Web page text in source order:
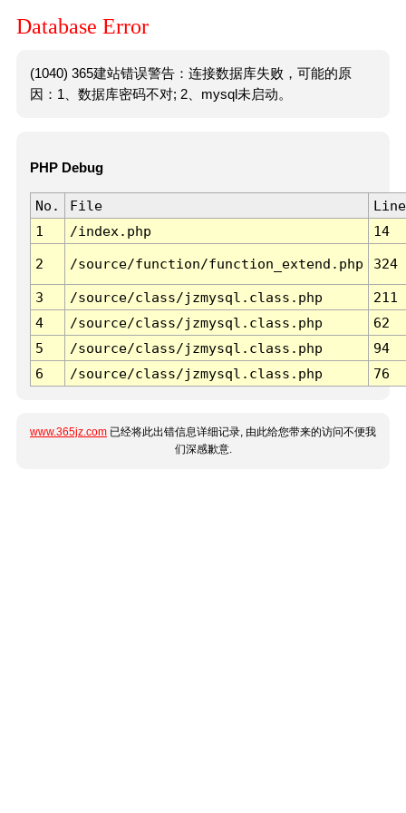
Database Error
(1040) 365建站错误警告：连接数据库失败，可能的原
因：1、数据库密码不对; 2、mysql未启动。
PHP Debug
No. File
Line
1
/index.php 14
2 /source/function/function_extend.php 324
3 /source/class/jzmysql.class.php
211
4
/source/class/jzmysql.class.php
62
5
/source/class/jzmysql.class.php
94
6
/source/class/jzmysql.class.php 76
www.365jz.com 已经将此出错信息详细记录, 由此给您带来的访问不便我
们深感歉意.